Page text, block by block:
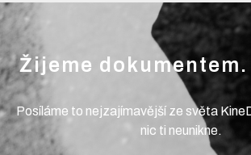
Žijeme
Posíláme to nejzajímavější ze světa
nic ti neunikne.